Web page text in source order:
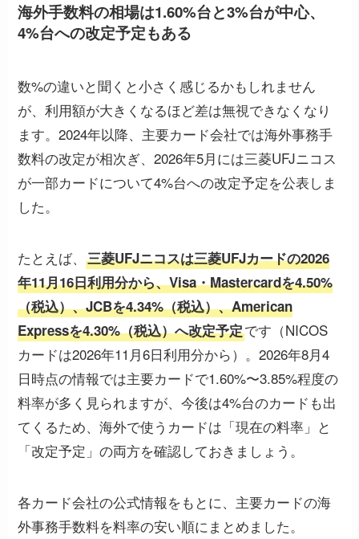
海外手数料の相場は1.60%台と3%台が中心、
4%台への改定予定もある
数%の違いと聞くと小さく感じるかもしれません
が、利用額が大きくなるほど差は無視できなくなり
ます。2024年以降、主要カード会社では海外事務手
数料の改定が相次ぎ、2026年5月には三菱UFJニコス
が一部カードについて4%台への改定予定を公表しま
した。
たとえば、三菱UFJニコスは三菱UFJカードの2026
年11月16日利用分から、Visa・Mastercardを4.50%
（税込）、JCBを4.34%（税込）、American
Expressを4.30%（税込）へ改定予定です（NICOS
カードは2026年11月6日利用分から）。2026年8月4
日時点の情報では主要カードで1.60%〜3.85%程度の
料率が多く見られますが、今後は4%台のカードも出
てくるため、海外で使うカードは「現在の料率」と
「改定予定」の両方を確認しておきましょう。
各カード会社の公式情報をもとに、主要カードの海
外事務手数料を料率の安い順にまとめました。